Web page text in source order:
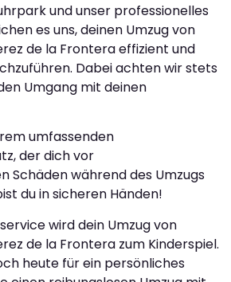
und unser professionelles
es uns, deinen Umzug von
de la Frontera effizient und
Dabei achten wir stets
Umgang mit deinen
umfassenden
der dich vor
Schäden während des Umzugs
du in sicheren Händen!
wird dein Umzug von
de la Frontera zum Kinderspiel.
heute für ein persönliches